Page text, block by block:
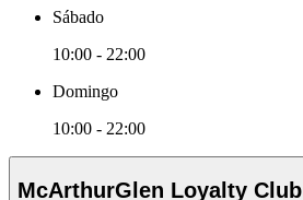
Sábado
10:00 - 22:00
Domingo
10:00 - 22:00
McArthurGlen Loyalty Club